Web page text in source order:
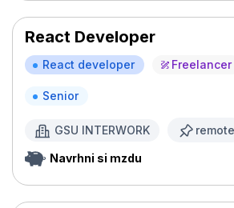
React Developer
React developer Freelancer
Senior
GSU INTERWORK remote
Navrhni si mzdu